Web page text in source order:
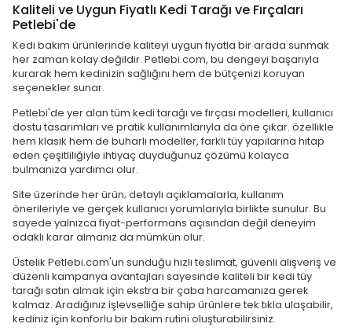
Kaliteli ve Uygun Fiyatlı Kedi Tarağı ve Fırçaları
Petlebi'de
Kedi bakım ürünlerinde kaliteyi uygun fiyatla bir arada sunmak
her zaman kolay değildir. Petlebi.com, bu dengeyi başarıyla
kurarak hem kedinizin sağlığını hem de bütçenizi koruyan
seçenekler sunar.
Petlebi'de yer alan tüm kedi tarağı ve fırçası modelleri, kullanıcı
dostu tasarımları ve pratik kullanımlarıyla da öne çıkar. özellikle
hem klasik hem de buharlı modeller, farklı tüy yapılarına hitap
eden çeşitliliğiyle ihtiyaç duyduğunuz çözümü kolayca
bulmanıza yardımcı olur.
Site üzerinde her ürün; detaylı açıklamalarla, kullanım
önerileriyle ve gerçek kullanıcı yorumlarıyla birlikte sunulur. Bu
sayede yalnızca fiyat-performans açısından değil deneyim
odaklı karar almanız da mümkün olur.
Üstelik Petlebi.com'un sunduğu hızlı teslimat, güvenli alışveriş ve
düzenli kampanya avantajları sayesinde kaliteli bir kedi tüy
tarağı satın almak için ekstra bir çaba harcamanıza gerek
kalmaz. Aradığınız işlevselliğe sahip ürünlere tek tıkla ulaşabilir,
kediniz için konforlu bir bakım rutini oluşturabilirsiniz.